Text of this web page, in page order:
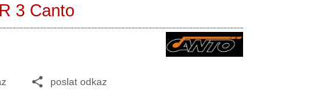
3 Canto
poslat odkaz